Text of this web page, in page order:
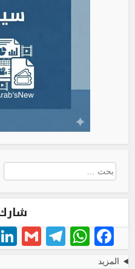
البحث
عن:
Facebook
المزيد